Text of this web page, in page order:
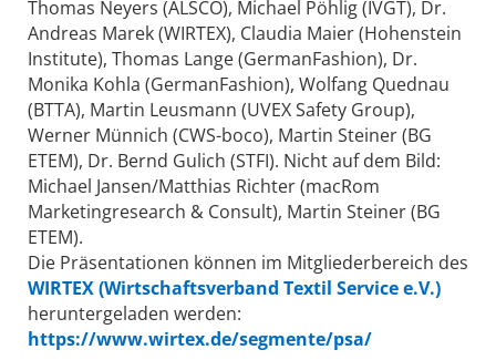
Thomas Neyers (ALSCO), Michael Pöhlig (IVGT), Dr.
Andreas Marek (WIRTEX), Claudia Maier (Hohenstein
Institute), Thomas Lange (GermanFashion), Dr.
Monika Kohla (GermanFashion), Wolfang Quednau
(BTTA), Martin Leusmann (UVEX Safety Group),
Werner Münnich (CWS-boco), Martin Steiner (BG
ETEM), Dr. Bernd Gulich (STFI). Nicht auf dem Bild:
Michael Jansen/Matthias Richter (macRom
Marketingresearch & Consult), Martin Steiner (BG
ETEM).
Die Präsentationen können im Mitgliederbereich des
WIRTEX (Wirtschaftsverband Textil Service e.V.)
heruntergeladen werden:
https://www.wirtex.de/segmente/psa/